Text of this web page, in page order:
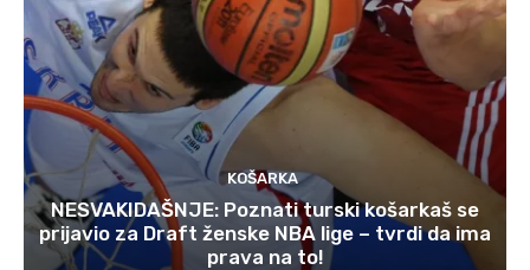
KOŠARKA
NESVAKIDAŠNJE: Poznati turski košarkaš se
prijavio za Draft ženske NBA lige – tvrdi da ima
prava na to!